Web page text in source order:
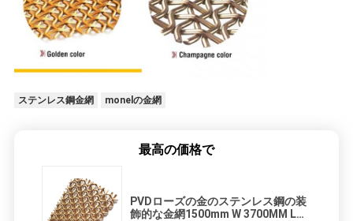
ステンレス鋼金網 monelの金網
最高の価格で
PVDローズの金のステンレス鋼の装
飾的な金網1500mm W 3700MM Lパ